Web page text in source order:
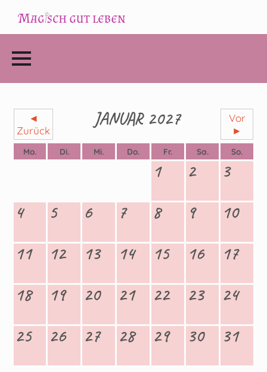
◄
Zurück
JANUAR 2027
Vor
►
Mo. Di. Mi. Do. Fr. Sa. So.
1 2
3
4
5 6 7 8 9
10
11
12 13 14 15 16
17
18
19 20 21 22 23
24
25
26 27 28 29 30 31